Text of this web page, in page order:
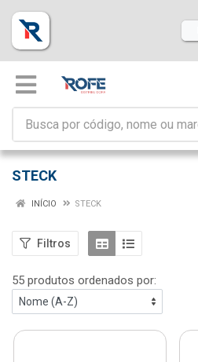
STECK
INÍCIO STECK
Filtros
55 produtos ordenados por: